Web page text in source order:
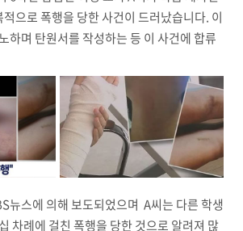
으로 폭행을 당한 사건이 드러났습니다. 이
하며 탄원서를 작성하는 등 이 사건에 합류
뉴스에 의해 보도되었으며 A씨는 다른 학생
차례에 걸친 폭행을 당한 것으로 알려져 많